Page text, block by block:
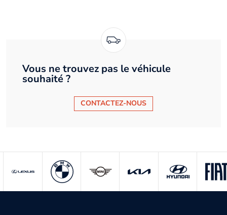
Vous ne trouvez pas le véhicule
souhaité ?
CONTACTEZ-NOUS